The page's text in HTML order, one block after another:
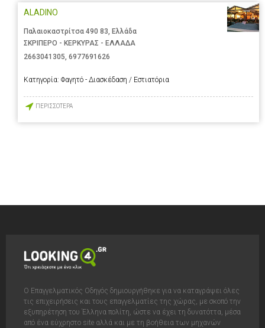
ALADINO
Παλαιοκαστρίτσα 490 83, Ελλάδα
ΣΚΡΙΠΕΡΟ - ΚΕΡΚΥΡΑΣ - ΕΛΛΑΔΑ
2663041305, 6977691626
Κατηγορία: Φαγητό - Διασκέδαση / Εστιατόρια
ΠΕΡΙΣΣΟΤΕΡΑ
Ο Επαγγελματικός Οδηγός δημιουργήθηκε για να καταγράψει όλες
τις επιχειρήσεις και τους επαγγελματίες της χώρας, με σκοπό την
εξυπηρέτηση του Έλληνα πολίτη, ώστε να έχει τη δυνατόττα, μέσα
από ένα εύχρηστο site αλλά και με τη βοήθεια των μηχανών